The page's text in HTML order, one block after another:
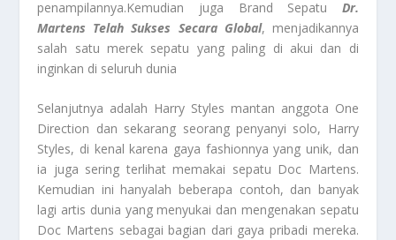
penampilannya.Kemudian juga Brand Sepatu Dr.
Martens Telah Sukses Secara Global, menjadikannya
salah satu merek sepatu yang paling di akui dan di
inginkan di seluruh dunia
Selanjutnya adalah Harry Styles mantan anggota One
Direction dan sekarang seorang penyanyi solo, Harry
Styles, di kenal karena gaya fashionnya yang unik, dan
ia juga sering terlihat memakai sepatu Doc Martens.
Kemudian ini hanyalah beberapa contoh, dan banyak
lagi artis dunia yang menyukai dan mengenakan sepatu
Doc Martens sebagai bagian dari gaya pribadi mereka.